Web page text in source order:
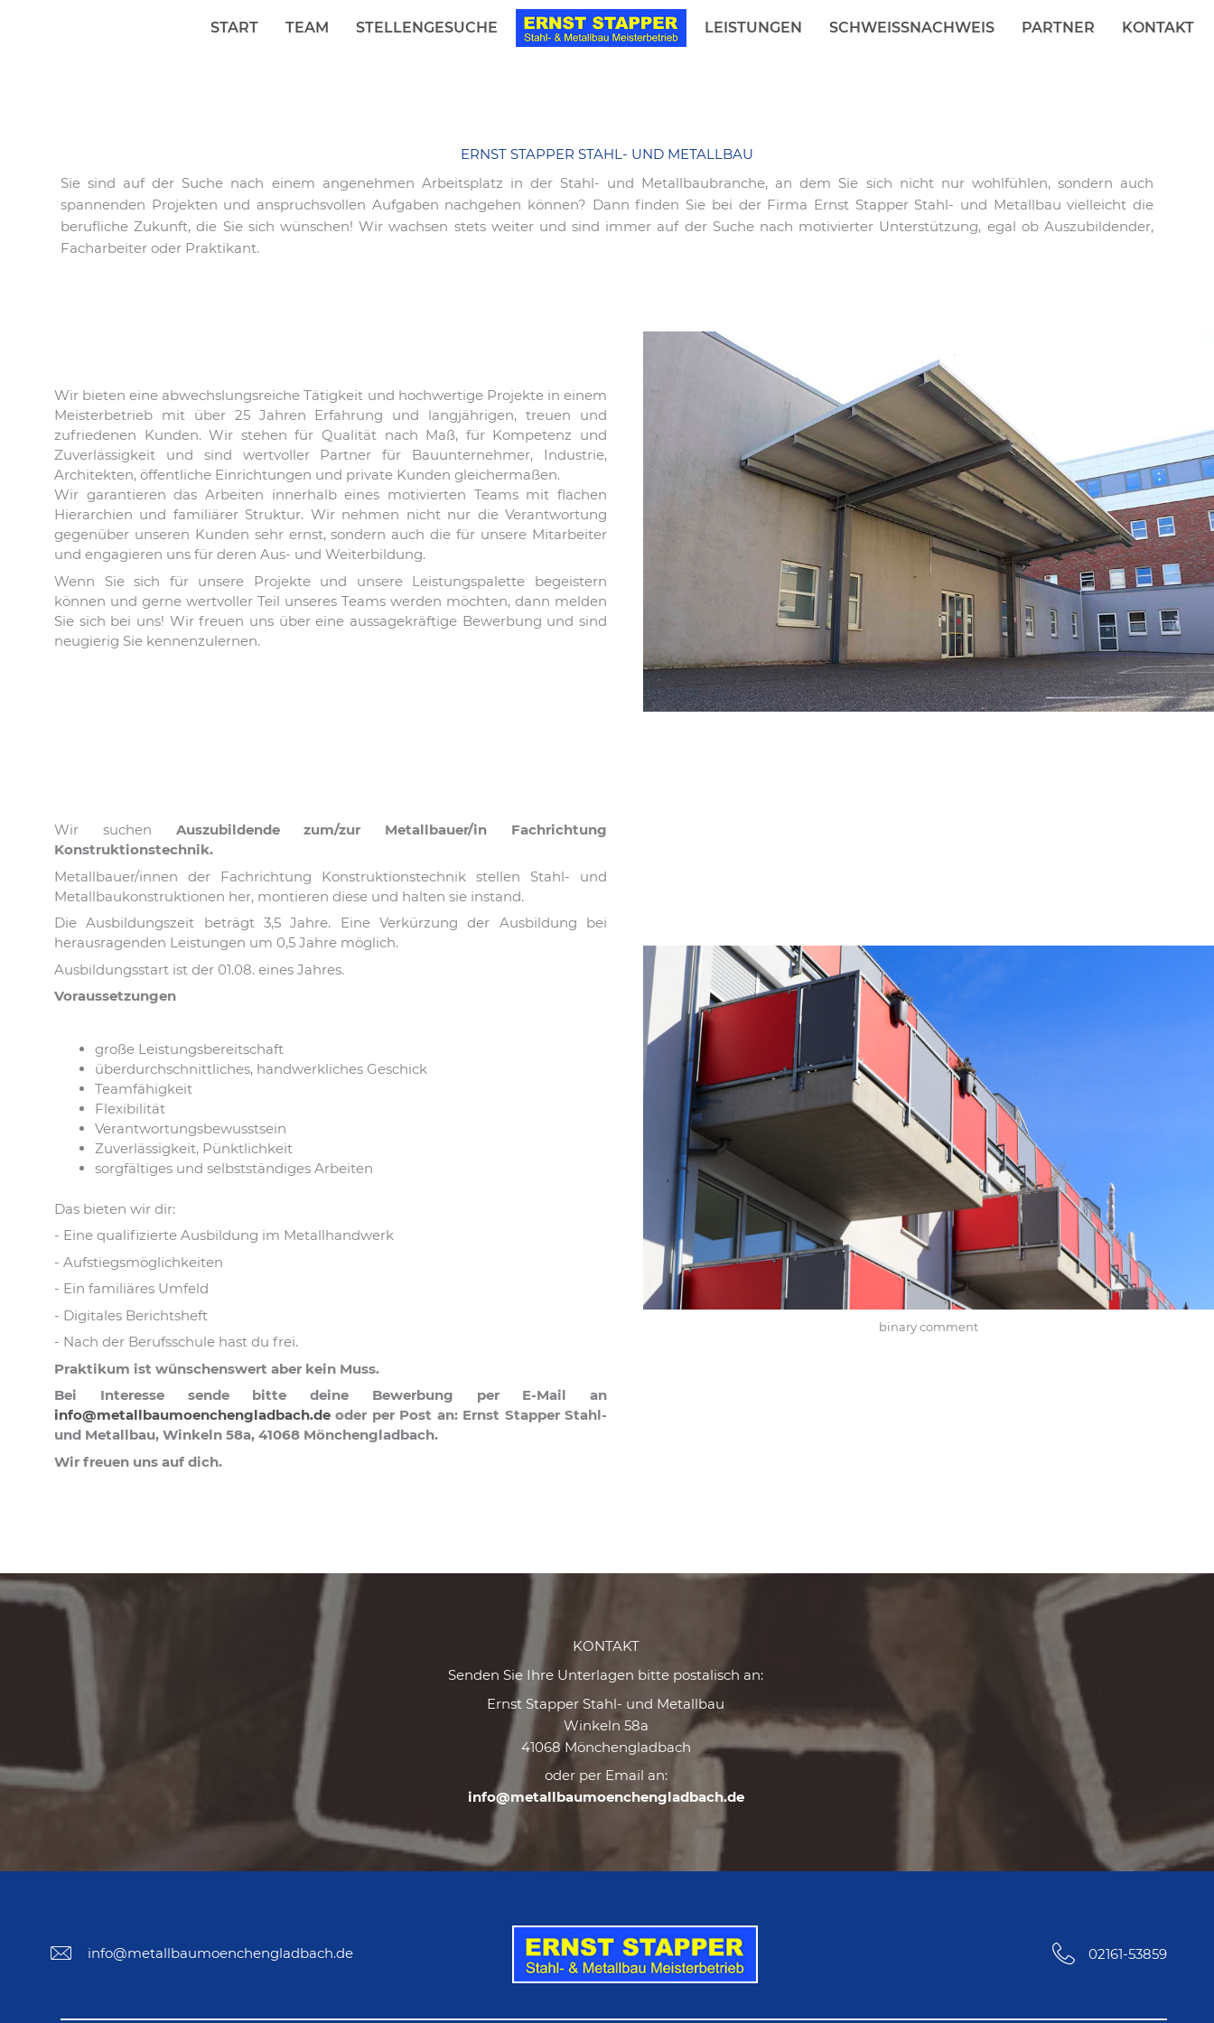
START TEAM STELLENGESUCHE LEISTUNGEN SCHWEISSNACHWEIS PARTNER KONTAKT
ERNST STAPPER STAHL- UND METALLBAU
Sie sind auf der Suche nach einem angenehmen Arbeitsplatz in der Stahl- und Metallbaubranche, an dem Sie sich nicht nur wohlfühlen, sondern auch
spannenden Projekten und anspruchsvollen Aufgaben nachgehen können? Dann finden Sie bei der Firma Ernst Stapper Stahl- und Metallbau vielleicht die
berufliche Zukunft, die Sie sich wünschen! Wir wachsen stets weiter und sind immer auf der Suche nach motivierter Unterstützung, egal ob Auszubildender,
Facharbeiter oder Praktikant.
Wir bieten eine abwechslungsreiche Tätigkeit und hochwertige Projekte in einem
Meisterbetrieb mit über 25 Jahren Erfahrung und langjährigen, treuen und
zufriedenen Kunden. Wir stehen für Qualität nach Maß, für Kompetenz und
Zuverlässigkeit und sind wertvoller Partner für Bauunternehmer, Industrie,
Architekten, öffentliche Einrichtungen und private Kunden gleichermaßen.
Wir garantieren das Arbeiten innerhalb eines motivierten Teams mit flachen
Hierarchien und familiärer Struktur. Wir nehmen nicht nur die Verantwortung
gegenüber unseren Kunden sehr ernst, sondern auch die für unsere Mitarbeiter
und engagieren uns für deren Aus- und Weiterbildung.
Wenn Sie sich für unsere Projekte und unsere Leistungspalette begeistern
können und gerne wertvoller Teil unseres Teams werden möchten, dann melden
Sie sich bei uns! Wir freuen uns über eine aussagekräftige Bewerbung und sind
neugierig Sie kennenzulernen.
Wir suchen Auszubildende zum/zur Metallbauer/in Fachrichtung
Konstruktionstechnik.
Metallbauer/innen der Fachrichtung Konstruktionstechnik stellen Stahl- und
Metallbaukonstruktionen her, montieren diese und halten sie instand.
Die Ausbildungszeit beträgt 3,5 Jahre. Eine Verkürzung der Ausbildung bei
herausragenden Leistungen um 0,5 Jahre möglich.
Ausbildungsstart ist der 01.08. eines Jahres.
Voraussetzungen
große Leistungsbereitschaft
überdurchschnittliches, handwerkliches Geschick
Teamfähigkeit
Flexibilität
Verantwortungsbewusstsein
Zuverlässigkeit, Pünktlichkeit
sorgfältiges und selbstständiges Arbeiten
Das bieten wir dir:
- Eine qualifizierte Ausbildung im Metallhandwerk
- Aufstiegsmöglichkeiten
- Ein familiäres Umfeld
- Digitales Berichtsheft
- Nach der Berufsschule hast du frei.
Praktikum ist wünschenswert aber kein Muss.
Bei Interesse sende bitte deine Bewerbung per E-Mail an
info@metallbaumoenchengladbach.de oder per Post an: Ernst Stapper Stahl-
und Metallbau, Winkeln 58a, 41068 Mönchengladbach.
Wir freuen uns auf dich.
binary comment
KONTAKT
Senden Sie Ihre Unterlagen bitte postalisch an:
Ernst Stapper Stahl- und Metallbau
Winkeln 58a
41068 Mönchengladbach
oder per Email an:
info@metallbaumoenchengladbach.de
info@metallbaumoenchengladbach.de 02161-53859